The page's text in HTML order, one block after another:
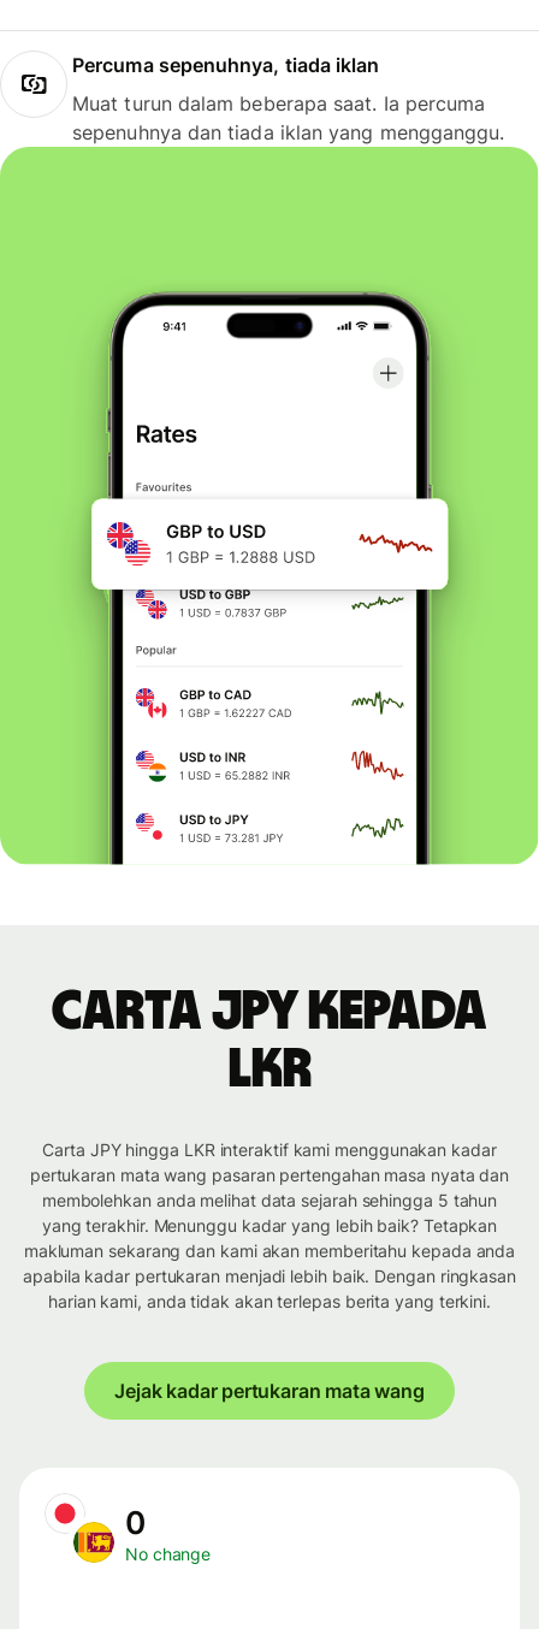
Percuma sepenuhnya, tiada iklan
Muat turun dalam beberapa saat. Ia percuma
sepenuhnya dan tiada iklan yang mengganggu.
Carta JPY kepada
LKR
Carta JPY hingga LKR interaktif kami menggunakan kadar
pertukaran mata wang pasaran pertengahan masa nyata dan
membolehkan anda melihat data sejarah sehingga 5 tahun
yang terakhir. Menunggu kadar yang lebih baik? Tetapkan
makluman sekarang dan kami akan memberitahu kepada anda
apabila kadar pertukaran menjadi lebih baik. Dengan ringkasan
harian kami, anda tidak akan terlepas berita yang terkini.
Jejak kadar pertukaran mata wang
0
No change